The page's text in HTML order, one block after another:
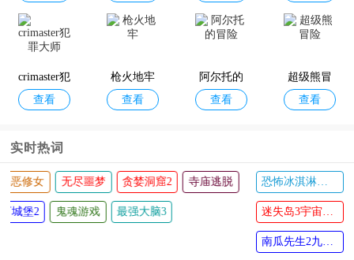
版
crimaster犯
罪大师
查看
枪火地牢
查看
阿尔托的
冒险
查看
超级熊冒
险
查看
实时热词
隐秘的原罪 邪恶修女 无尽噩梦 贪婪洞窟2 寺庙逃脱
白色的门 地下城堡2 鬼魂游戏